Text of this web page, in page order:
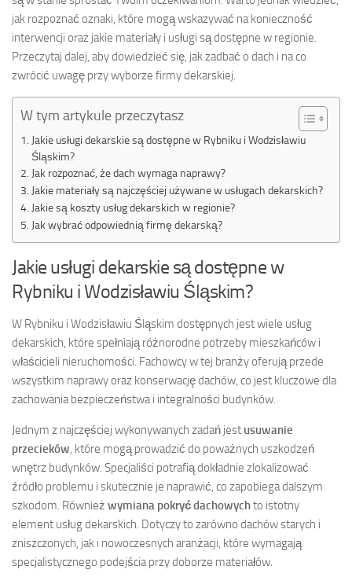
jak rozpoznać oznaki, które mogą wskazywać na konieczność
interwencji oraz jakie materiały i usługi są dostępne w regionie.
Przeczytaj dalej, aby dowiedzieć się, jak zadbać o dach i na co
zwrócić uwagę przy wyborze firmy dekarskiej.
W tym artykule przeczytasz
Jakie usługi dekarskie są dostępne w Rybniku i Wodzisławiu
Śląskim?
Jak rozpoznać, że dach wymaga naprawy?
Jakie materiały są najczęściej używane w usługach dekarskich?
Jakie są koszty usług dekarskich w regionie?
Jak wybrać odpowiednią firmę dekarską?
Jakie usługi dekarskie są dostępne w
Rybniku i Wodzisławiu Śląskim?
W Rybniku i Wodzisławiu Śląskim dostępnych jest wiele usług
dekarskich, które spełniają różnorodne potrzeby mieszkańców i
właścicieli nieruchomości. Fachowcy w tej branży oferują przede
wszystkim naprawy oraz konserwację dachów, co jest kluczowe dla
zachowania bezpieczeństwa i integralności budynków.
Jednym z najczęściej wykonywanych zadań jest usuwanie
przecieków , które mogą prowadzić do poważnych uszkodzeń
wnętrz budynków. Specjaliści potrafią dokładnie zlokalizować
źródło problemu i skutecznie je naprawić, co zapobiega dalszym
szkodom. Również wymiana pokryć dachowychto istotny
element usług dekarskich. Dotyczy to zarówno dachów starych i
zniszczonych, jak i nowoczesnych aranżacji, które wymagają
specjalistycznego podejścia przy doborze materiałów.